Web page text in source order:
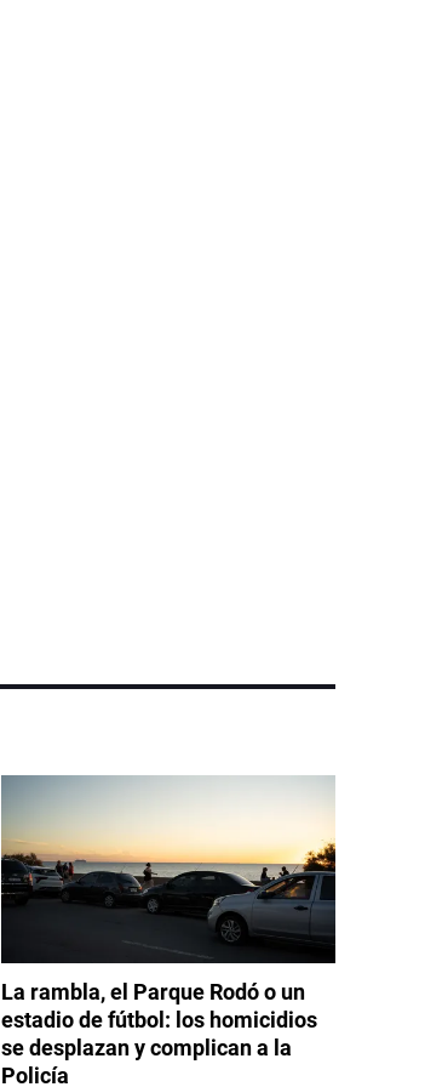
La rambla, el Parque Rodó o un
estadio de fútbol: los homicidios
se desplazan y complican a la
Policía